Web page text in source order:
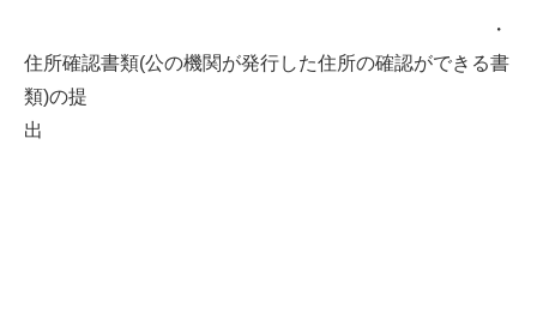
・
住所確認書類(公の機関が発行した住所の確認ができる書
類)の提
出